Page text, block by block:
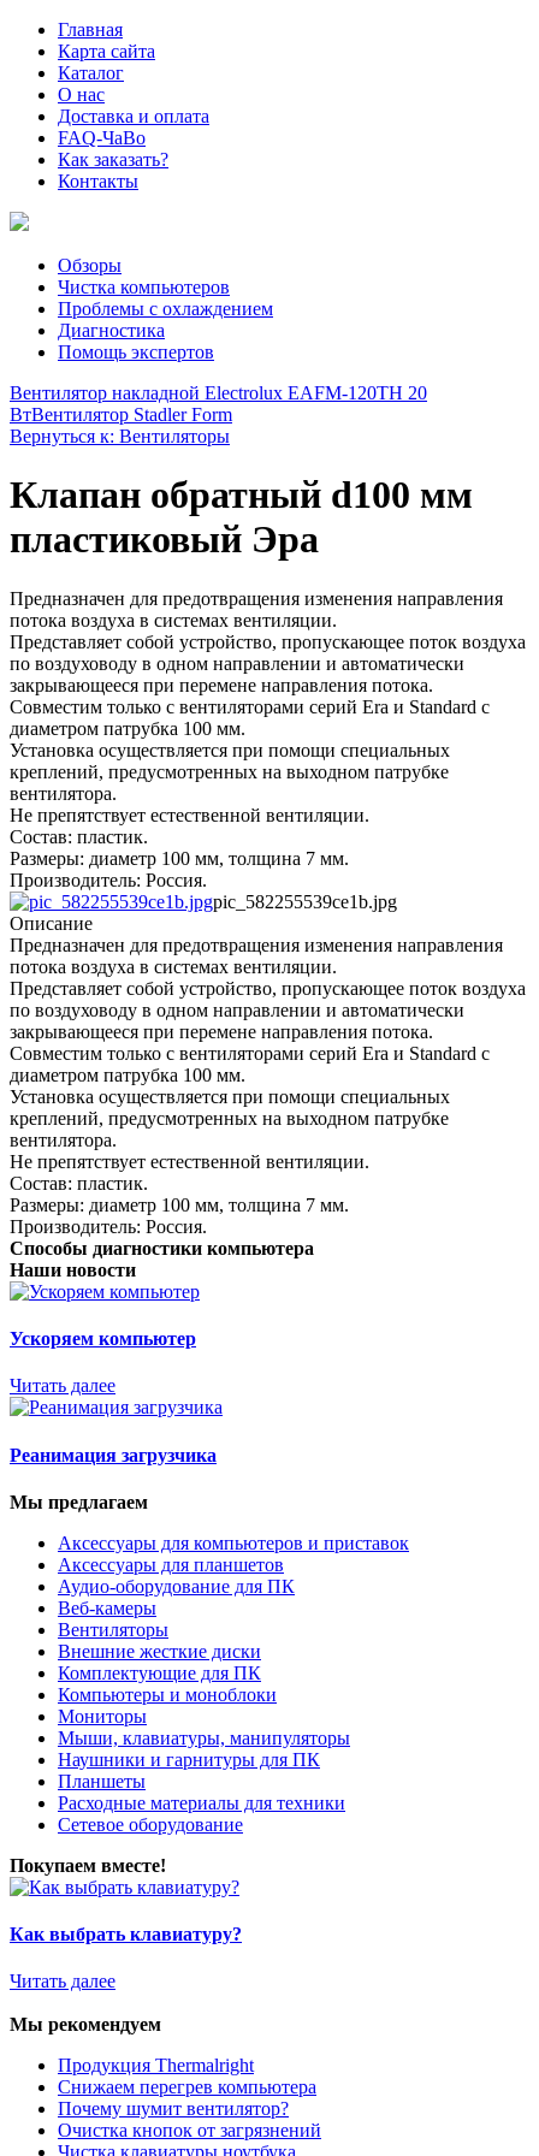
Главная
Карта сайта
Каталог
О нас
Доставка и оплата
FAQ-ЧаВо
Как заказать?
Контакты
Обзоры
Чистка компьютеров
Проблемы с охлаждением
Диагностика
Помощь экспертов
Вентилятор накладной Electrolux EAFM-120TH 20
ВтВентилятор Stadler Form
Вернуться к: Вентиляторы
Клапан обратный d100 мм
пластиковый Эра
Предназначен для предотвращения изменения направления
потока воздуха в системах вентиляции.
Представляет собой устройство, пропускающее поток воздуха
по воздуховоду в одном направлении и автоматически
закрывающееся при перемене направления потока.
Совместим только с вентиляторами серий Era и Standard с
диаметром патрубка 100 мм.
Установка осуществляется при помощи специальных
креплений, предусмотренных на выходном патрубке
вентилятора.
Не препятствует естественной вентиляции.
Состав: пластик.
Размеры: диаметр 100 мм, толщина 7 мм.
Производитель: Россия.
pic_582255539ce1b.jpg
Описание
Предназначен для предотвращения изменения направления
потока воздуха в системах вентиляции.
Представляет собой устройство, пропускающее поток воздуха
по воздуховоду в одном направлении и автоматически
закрывающееся при перемене направления потока.
Совместим только с вентиляторами серий Era и Standard с
диаметром патрубка 100 мм.
Установка осуществляется при помощи специальных
креплений, предусмотренных на выходном патрубке
вентилятора.
Не препятствует естественной вентиляции.
Состав: пластик.
Размеры: диаметр 100 мм, толщина 7 мм.
Производитель: Россия.
Способы диагностики компьютера
Наши новости
Ускоряем компьютер
Читать далее
Реанимация загрузчика
Мы предлагаем
Аксессуары для компьютеров и приставок
Аксессуары для планшетов
Аудио-оборудование для ПК
Веб-камеры
Вентиляторы
Внешние жесткие диски
Комплектующие для ПК
Компьютеры и моноблоки
Мониторы
Мыши, клавиатуры, манипуляторы
Наушники и гарнитуры для ПК
Планшеты
Расходные материалы для техники
Сетевое оборудование
Покупаем вместе!
Как выбрать клавиатуру?
Читать далее
Мы рекомендуем
Продукция Thermalright
Снижаем перегрев компьютера
Почему шумит вентилятор?
Очистка кнопок от загрязнений